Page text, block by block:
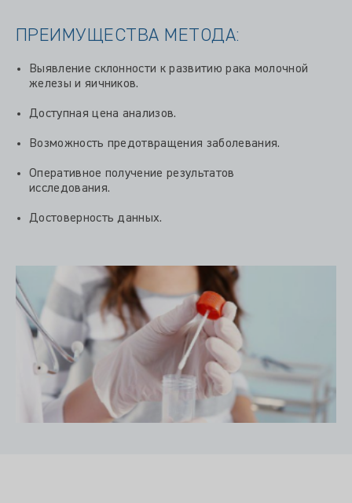
ПРЕИМУЩЕСТВА МЕТОДА:
Выявление склонности к развитию рака молочной
железы и яичников.
Доступная цена анализов.
Возможность предотвращения заболевания.
Оперативное получение результатов
исследования.
Достоверность данных.